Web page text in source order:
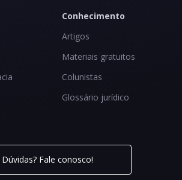
Conhecimento
Artigos
Materiais gratuitos
Colunistas
Glossário jurídico
Dúvidas? Fale conosco!